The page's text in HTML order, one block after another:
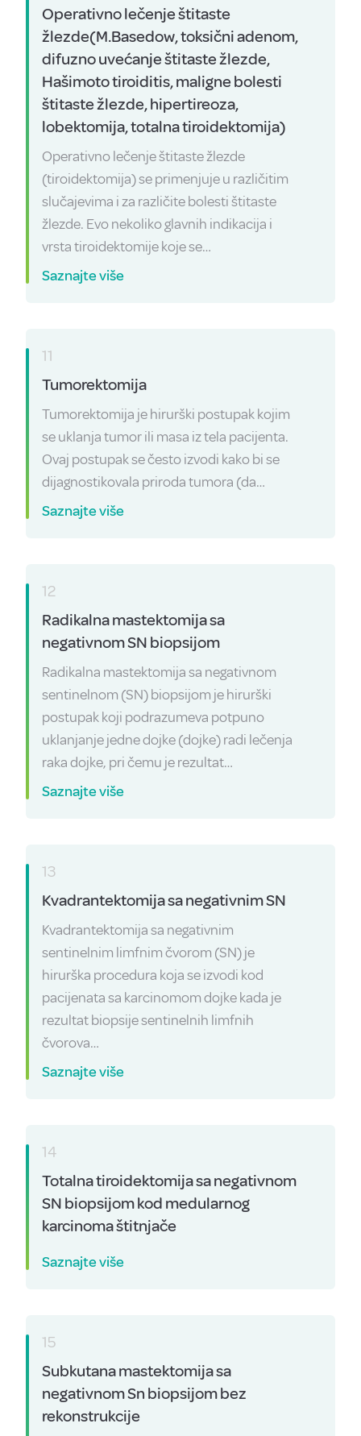
Operativno lečenje štitaste
žlezde(M.Basedow, toksični adenom,
difuzno uvećanje štitaste žlezde,
Hašimoto tiroiditis, maligne bolesti
štitaste žlezde, hipertireoza,
lobektomija, totalna tiroidektomija)
Operativno lečenje štitaste žlezde
(tiroidektomija) se primenjuje u različitim
slučajevima i za različite bolesti štitaste
žlezde. Evo nekoliko glavnih indikacija i
vrsta tiroidektomije koje se…
Saznajte više
11
Tumorektomija
Tumorektomija je hirurški postupak kojim
se uklanja tumor ili masa iz tela pacijenta.
Ovaj postupak se često izvodi kako bi se
dijagnostikovala priroda tumora (da…
Saznajte više
12
Radikalna mastektomija sa
negativnom SN biopsijom
Radikalna mastektomija sa negativnom
sentinelnom (SN) biopsijom je hirurški
postupak koji podrazumeva potpuno
uklanjanje jedne dojke (dojke) radi lečenja
raka dojke, pri čemu je rezultat…
Saznajte više
13
Kvadrantektomija sa negativnim SN
Kvadrantektomija sa negativnim
sentinelnim limfnim čvorom (SN) je
hirurška procedura koja se izvodi kod
pacijenata sa karcinomom dojke kada je
rezultat biopsije sentinelnih limfnih
čvorova…
Saznajte više
14
Totalna tiroidektomija sa negativnom
SN biopsijom kod medularnog
karcinoma štitnjače
Saznajte više
15
Subkutana mastektomija sa
negativnom Sn biopsijom bez
rekonstrukcije